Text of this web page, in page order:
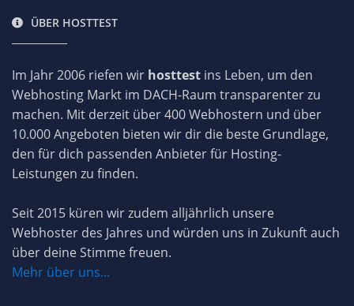
ÜBER HOSTTEST
Im Jahr 2006 riefen wir hosttest ins Leben, um den
Webhosting Markt im DACH-Raum transparenter zu
machen. Mit derzeit über 400 Webhostern und über
10.000 Angeboten bieten wir dir die beste Grundlage,
den für dich passenden Anbieter für Hosting-
Leistungen zu finden.
Seit 2015 küren wir zudem alljährlich unsere
Webhoster des Jahres und würden uns in Zukunft auch
über deine Stimme freuen.
Mehr über uns...